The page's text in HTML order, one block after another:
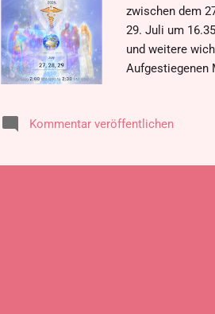
zwischen dem
29. Juli um
und weitere
Aufgestiegenen
inneres Wesen
fernheilung-
finden die drei
Kommentar veröffentlichen